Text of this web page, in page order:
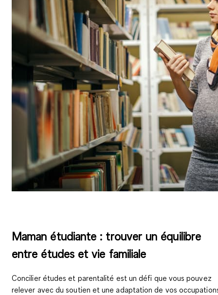
Maman étudiante : trouver un équilibre
entre études et vie familiale
Concilier études et parentalité est un défi que vous pouvez
relever avec du soutien et une adaptation de vos